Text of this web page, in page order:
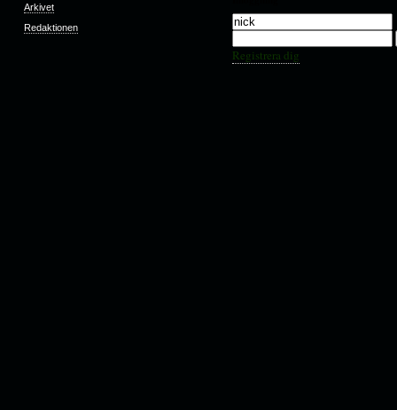
Arkivet
Redaktionen
Registrera dig